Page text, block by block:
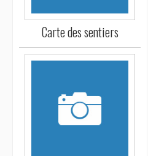
Carte des sentiers